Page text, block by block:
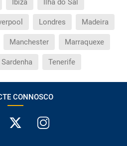
Ibiza Ilha do Sal
Londres Madeira
Manchester Marraquexe
Sardenha Tenerife
CONNOSCO